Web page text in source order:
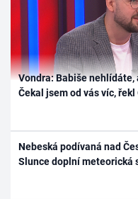
Vondra: Babiše
Čekal jsem od vás víc, řekl
Nebeská podívaná nad
Slunce doplní meteorická